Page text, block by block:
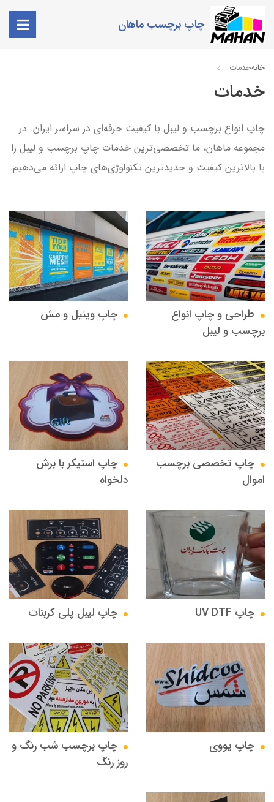
چاپ برچسب ماهان
خانهخدمات
خدمات
چاپ انواع برچسب و لیبل با کیفیت حرفه‌ای در سراسر ایران. در
مجموعه ماهان، ما تخصصی‌ترین خدمات چاپ برچسب و لیبل را
با بالاترین کیفیت و جدیدترین تکنولوژی‌های چاپ ارائه می‌دهیم.
طراحی و چاپ انواع
برچسب و لیبل
چاپ وینیل و مش
چاپ تخصصی برچسب
اموال
چاپ استیکر با برش
دلخواه
چاپ UV DTF چاپ لیبل پلی کربنات
چاپ یووی
چاپ برچسب شب رنگ و
روز رنگ